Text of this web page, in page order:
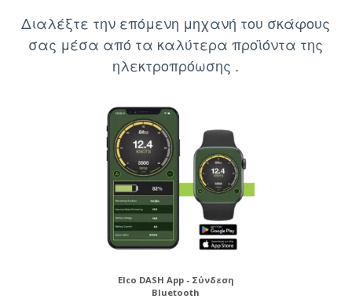
Διαλέξτε την επόμενη μηχανή του σκάφους
σας μέσα από τα καλύτερα προϊόντα της
ηλεκτροπρόωσης .
Elco DASH App - Σύνδεση
Bluetooth